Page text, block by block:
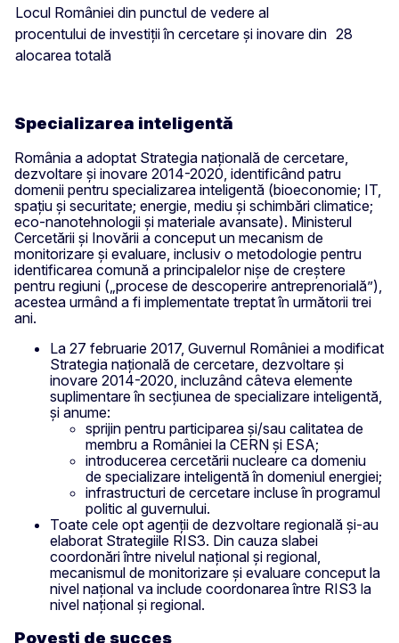
Locul României din punctul de vedere al
procentului de investiții în cercetare și inovare din
alocarea totală
28
Specializarea inteligentă
România a adoptat Strategia națională de cercetare,
dezvoltare și inovare 2014-2020, identificând patru
domenii pentru specializarea inteligentă (bioeconomie; IT,
spațiu și securitate; energie, mediu și schimbări climatice;
eco-nanotehnologii și materiale avansate). Ministerul
Cercetării și Inovării a conceput un mecanism de
monitorizare și evaluare, inclusiv o metodologie pentru
identificarea comună a principalelor nișe de creștere
pentru regiuni („procese de descoperire antreprenorială”),
acestea urmând a fi implementate treptat în următorii trei
ani.
La 27 februarie 2017, Guvernul României a modificat
Strategia națională de cercetare, dezvoltare și
inovare 2014-2020, incluzând câteva elemente
suplimentare în secțiunea de specializare inteligentă,
și anume:
sprijin pentru participarea și/sau calitatea de
membru a României la CERN și ESA;
introducerea cercetării nucleare ca domeniu
de specializare inteligentă în domeniul energiei;
infrastructuri de cercetare incluse în programul
politic al guvernului.
Toate cele opt agenții de dezvoltare regională și-au
elaborat Strategiile RIS3. Din cauza slabei
coordonări între nivelul național și regional,
mecanismul de monitorizare și evaluare conceput la
nivel național va include coordonarea între RIS3 la
nivel național și regional.
Povești de succes